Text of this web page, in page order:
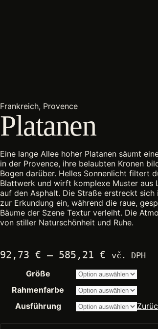
Frankreich, Provence
Platanen
Eine lange Allee hoher Platanen säumt
in der Provence, ihre belaubten Kronen
Bogen darüber. Helles Sonnenlicht filtert
Blattwerk und wirft komplexe Muster aus
auf den Asphalt. Die Straße erstreckt sich
zur Erkundung ein, während die raue,
Bäume der Szene Textur verleiht. Die
von stiller Naturschönheit und Ruhe.
92,73 € – 585,21 €
bis
14.200,00
vč. DPH
Größe
Rahmenfarbe
Ausführung